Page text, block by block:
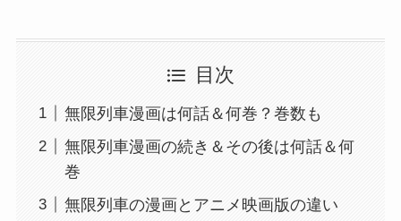
目次
無限列車漫画は何話＆何巻？巻数も
無限列車漫画の続き＆その後は何話＆何
巻
無限列車の漫画とアニメ映画版の違い